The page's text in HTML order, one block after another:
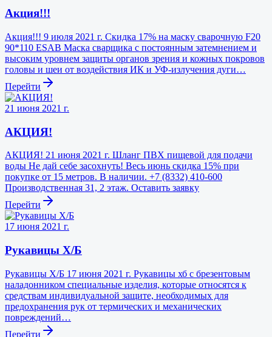
Акция!!!
Акция!!! 9 июля 2021 г. Скидка 17% на маску сварочную F20
90*110 ESAB Маска сварщика с постоянным затемнением и
высоким уровнем защиты органов зрения и кожных покровов
головы и шеи от воздействия ИК и УФ-излучения дуги…
Перейти
21 июня 2021 г.
АКЦИЯ!
АКЦИЯ! 21 июня 2021 г. Шланг ПВХ пищевой для подачи
воды Не дай себе засохнуть! Весь июнь скидка 15% при
покупке от 15 метров. В наличии. +7 (8332) 410-600
Производственная 31, 2 этаж. Оставить заявку
Перейти
17 июня 2021 г.
Рукавицы Х/Б
Рукавицы Х/Б 17 июня 2021 г. Рукавицы хб с брезентовым
наладонником специальные изделия, которые относятся к
средствам индивидуальной защите, необходимых для
предохранения рук от термических и механических
повреждений…
Перейти